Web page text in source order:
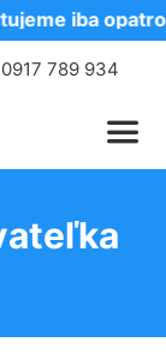
iba
789 934